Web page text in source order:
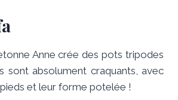
Anne crée des pots tripodes
sont absolument craquants, avec
et leur forme potelée !